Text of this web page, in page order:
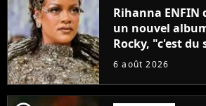
Rihanna ENFIN
un nouvel
Rocky, "c'est du
6 août 2026